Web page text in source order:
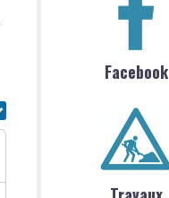
Facebook